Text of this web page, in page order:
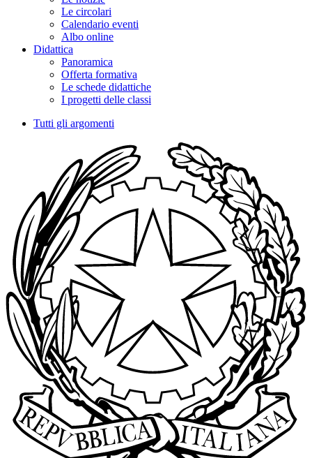
Le circolari
Calendario eventi
Albo online
Didattica
Panoramica
Offerta formativa
Le schede didattiche
I progetti delle classi
Tutti gli argomenti